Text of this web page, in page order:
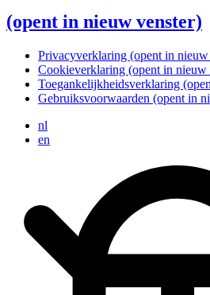
(opent in nieuw venster)
Privacyverklaring (opent in
Cookieverklaring (opent in nieuw
Toegankelijkheidsverklaring
Gebruiksvoorwaarden (opent in
nl
en